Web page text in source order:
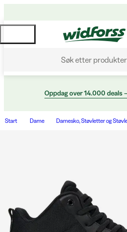
Søk etter
Oppdag over 14.000 deals
Start Dame Damesko, Støvletter og